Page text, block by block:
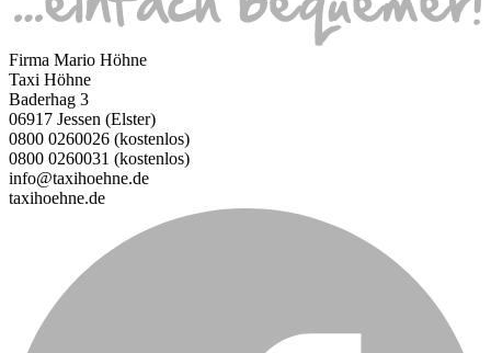
Firma Mario Höhne
Taxi Höhne
Baderhag 3
06917 Jessen (Elster)
0800 0260026 (kostenlos)
0800 0260031 (kostenlos)
info@taxihoehne.de
taxihoehne.de